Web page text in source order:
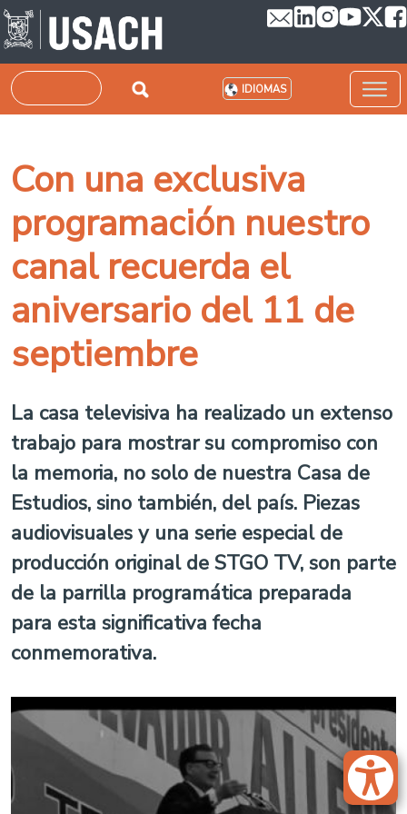
Pasar al contenido principal
Buscar IDIOMAS
Con una exclusiva
programación nuestro
canal recuerda el
aniversario del 11 de
septiembre
La casa televisiva ha realizado un extenso
trabajo para mostrar su compromiso con
la memoria, no solo de nuestra Casa de
Estudios, sino también, del país. Piezas
audiovisuales y una serie especial de
producción original de STGO TV, son parte
de la parrilla programática preparada
para esta significativa fecha
conmemorativa.